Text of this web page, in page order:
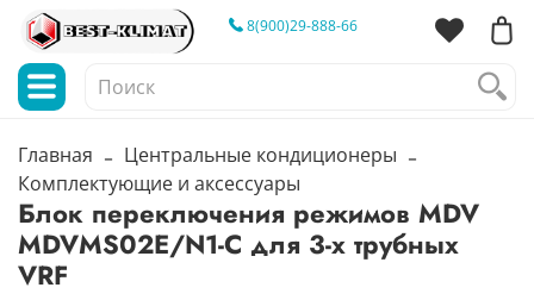
8(900)29-888-66
Главная
Центральные кондиционеры
Комплектующие и аксессуары
Блок переключения режимов MDV
MDVMS02E/N1-C для 3-х трубных
VRF